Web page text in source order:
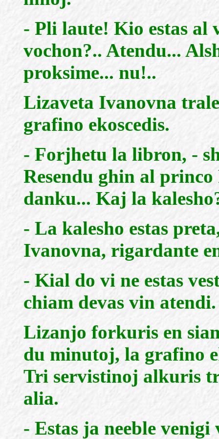
- Pli laute! Kio estas al
vochon?.. Atendu...
proksime... nu!..
Lizaveta Ivanovna
grafino ekoscedis.
- Forjhetu la libron, -
Resendu ghin al
danku... Kaj la
- La kalesho estas
Ivanovna, rigardante
- Kial do vi ne estas
chiam devas vin
Lizanjo forkuris en
du minutoj, la grafino
Tri servistinoj alkuris
alia.
- Estas ja neeble